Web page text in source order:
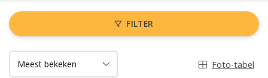
FILTER
Foto-tabel